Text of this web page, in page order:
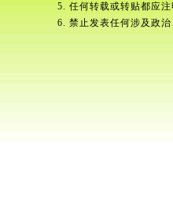
5. 任何转载或转贴都应
6. 禁止发表任何涉及政